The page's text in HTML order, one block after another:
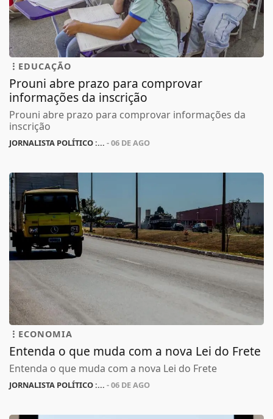
EDUCAÇÃO
Prouni abre prazo para comprovar
informações da inscrição
Prouni abre prazo para comprovar informações da
inscrição
JORNALISTA POLÍTICO :... - 06 DE AGO
ECONOMIA
Entenda o que muda com a nova Lei do Frete
Entenda o que muda com a nova Lei do Frete
JORNALISTA POLÍTICO :... - 06 DE AGO